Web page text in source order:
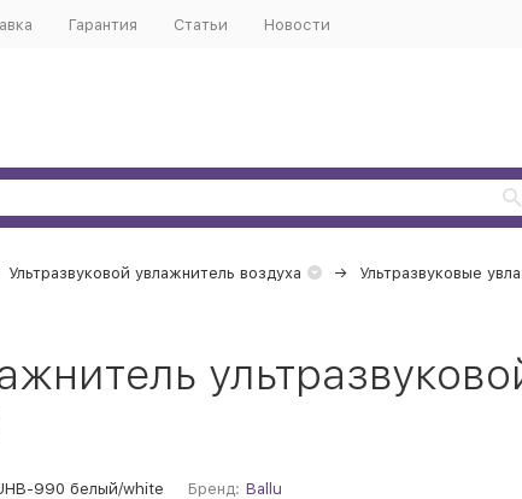
Гарантия Статьи Новости
Ультразвуковой увлажнитель воздуха
Ультразвуковые
990 белый/white Бренд: Ballu